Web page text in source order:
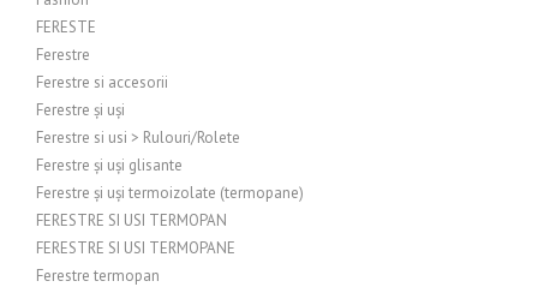
FERESTE
Ferestre
Ferestre si accesorii
Ferestre și uși
Ferestre si usi > Rulouri/Rolete
Ferestre și uși glisante
Ferestre și uși termoizolate (termopane)
FERESTRE SI USI TERMOPAN
FERESTRE SI USI TERMOPANE
Ferestre termopan